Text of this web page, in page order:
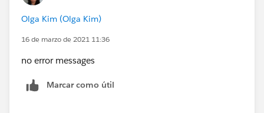
Olga Kim (Olga Kim)
16 de marzo de 2021 11:36
no error messages
Marcar como útil